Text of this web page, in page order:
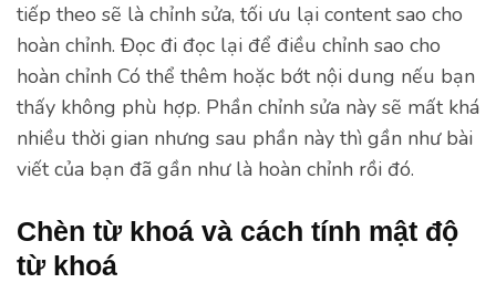
tiếp theo sẽ là chỉnh sửa, tối ưu lại content sao cho
hoàn chỉnh. Đọc đi đọc lại để điều chỉnh sao cho
hoàn chỉnh Có thể thêm hoặc bớt nội dung nếu bạn
thấy không phù hợp. Phần chỉnh sửa này sẽ mất khá
nhiều thời gian nhưng sau phần này thì gần như bài
viết của bạn đã gần như là hoàn chỉnh rồi đó.
Chèn từ khoá và cách tính mật độ
từ khoá